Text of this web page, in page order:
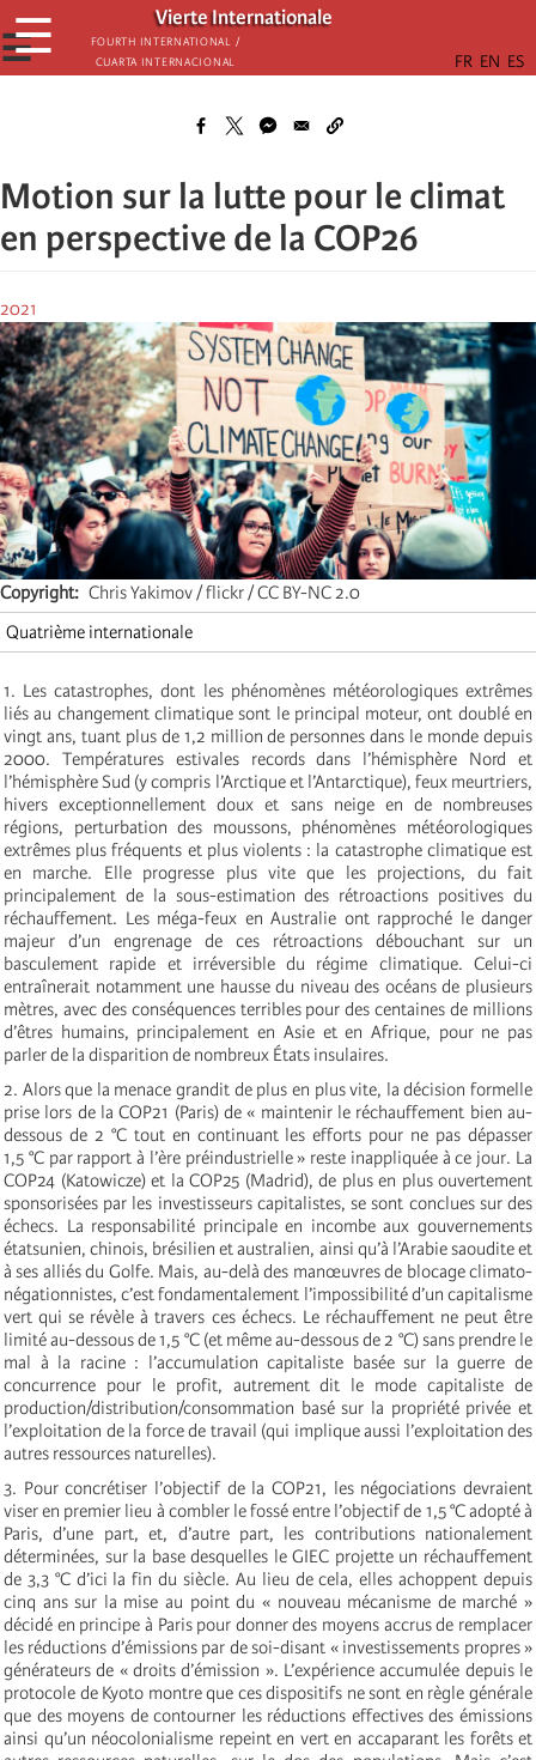
Skip
to
main
Vierte Internationale
Fourth International /
Cuarta Internacional
☰
☰
Motion sur la lutte pour le climat
en perspective de la COP26
2021
Copyright
Chris Yakimov / flickr / CC BY-NC 2.0
Quatrième internationale
1. Les catastrophes, dont les phénomènes météorologiques extrêmes
liés au changement climatique sont le principal moteur, ont doublé en
vingt ans, tuant plus de 1,2 million de personnes dans le monde depuis
2000. Températures estivales records dans l’hémisphère Nord et
l’hémisphère Sud (y compris l’Arctique et l’Antarctique), feux meurtriers,
hivers exceptionnellement doux et sans neige en de nombreuses
régions, perturbation des moussons, phénomènes météorologiques
extrêmes plus fréquents et plus violents : la catastrophe climatique est
en marche. Elle progresse plus vite que les projections, du fait
principalement de la sous-estimation des rétroactions positives du
réchauffement. Les méga-feux en Australie ont rapproché le danger
majeur d’un engrenage de ces rétroactions débouchant sur un
basculement rapide et irréversible du régime climatique. Celui-ci
entraînerait notamment une hausse du niveau des océans de plusieurs
mètres, avec des conséquences terribles pour des centaines de millions
d’êtres humains, principalement en Asie et en Afrique, pour ne pas
parler de la disparition de nombreux États insulaires.
2. Alors que la menace grandit de plus en plus vite, la décision formelle
prise lors de la COP21 (Paris) de « maintenir le réchauffement bien au-
dessous de 2 °C tout en continuant les efforts pour ne pas dépasser
1,5 °C par rapport à l’ère préindustrielle » reste inappliquée à ce jour. La
COP24 (Katowicze) et la COP25 (Madrid), de plus en plus ouvertement
sponsorisées par les investisseurs capitalistes, se sont conclues sur des
échecs. La responsabilité principale en incombe aux gouvernements
étatsunien, chinois, brésilien et australien, ainsi qu’à l’Arabie saoudite et
à ses alliés du Golfe. Mais, au-delà des manœuvres de blocage climato-
négationnistes, c’est fondamentalement l’impossibilité d’un capitalisme
vert qui se révèle à travers ces échecs. Le réchauffement ne peut être
limité au-dessous de 1,5 °C (et même au-dessous de 2 °C) sans prendre le
mal à la racine : l’accumulation capitaliste basée sur la guerre de
concurrence pour le profit, autrement dit le mode capitaliste de
production/distribution/consommation basé sur la propriété privée et
l’exploitation de la force de travail (qui implique aussi l’exploitation des
autres ressources naturelles).
3. Pour concrétiser l’objectif de la COP21, les négociations devraient
viser en premier lieu à combler le fossé entre l’objectif de 1,5 °C adopté à
Paris, d’une part, et, d’autre part, les contributions nationalement
déterminées, sur la base desquelles le GIEC projette un réchauffement
de 3,3 °C d’ici la fin du siècle. Au lieu de cela, elles achoppent depuis
cinq ans sur la mise au point du « nouveau mécanisme de marché »
décidé en principe à Paris pour donner des moyens accrus de remplacer
les réductions d’émissions par de soi-disant « investissements propres »
générateurs de « droits d’émission ». L’expérience accumulée depuis le
protocole de Kyoto montre que ces dispositifs ne sont en règle générale
que des moyens de contourner les réductions effectives des émissions
ainsi qu’un néocolonialisme repeint en vert en accaparant les forêts et